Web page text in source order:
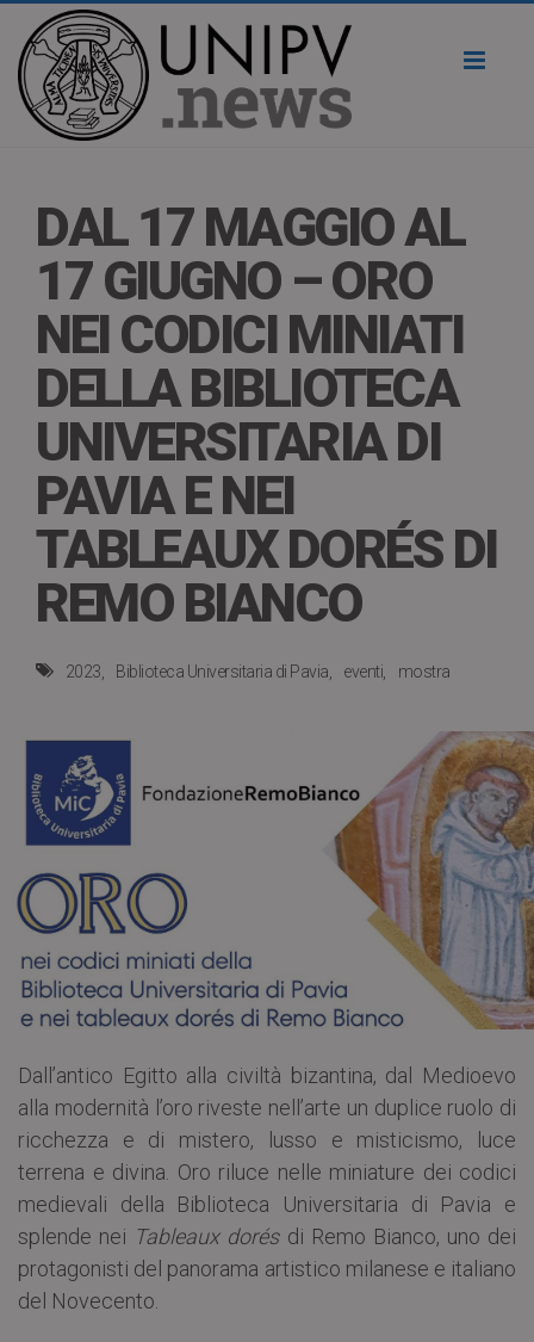
DAL 17 MAGGIO AL
17 GIUGNO – ORO
NEI CODICI MINIATI
DELLA BIBLIOTECA
UNIVERSITARIA DI
PAVIA E NEI
TABLEAUX DORÉS DI
REMO BIANCO
2023 Biblioteca Universitaria di Pavia eventi mostra
Dall’antico Egitto alla civiltà bizantina, dal Medioevo
alla modernità l’oro riveste nell’arte un duplice ruolo di
ricchezza e di mistero, lusso e misticismo, luce
terrena e divina. Oro riluce nelle miniature dei codici
medievali della Biblioteca Universitaria di Pavia e
splende nei Tableaux dorésdi Remo Bianco, uno dei
protagonisti del panorama artistico milanese e italiano
del Novecento.